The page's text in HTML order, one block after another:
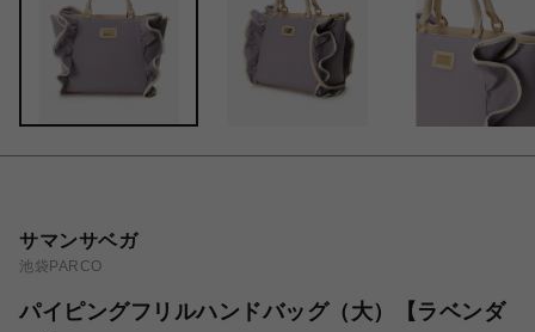
サマンサベガ
池袋PARCO
パイピングフリルハンドバッグ（大）【ラベンダ